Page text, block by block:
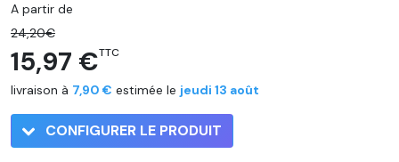
A partir de
24,20€
15,97 €TTC
livraison à 7,90 € estimée le jeudi 13 août
CONFIGURER LE PRODUIT